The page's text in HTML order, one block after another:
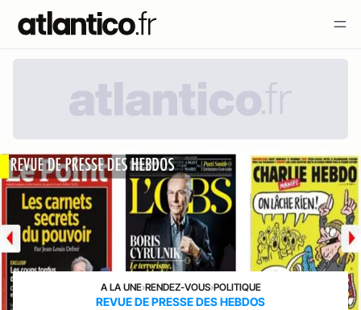
A LA UNE›RENDEZ-VOUS›POLITIQUE
REVUE DE PRESSE DES HEBDOS